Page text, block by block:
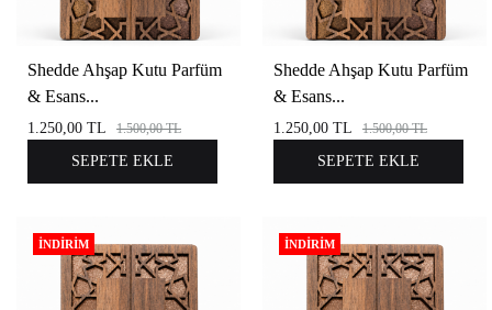
Shedde Ahşap Kutu Parfüm
& Esans...
1.250,00 TL 1.500,00TL
SEPETE EKLE
Shedde Ahşap Kutu Parfüm
& Esans...
1.250,00 TL 1.500,00TL
SEPETE EKLE
İNDIRIM İNDIRIM